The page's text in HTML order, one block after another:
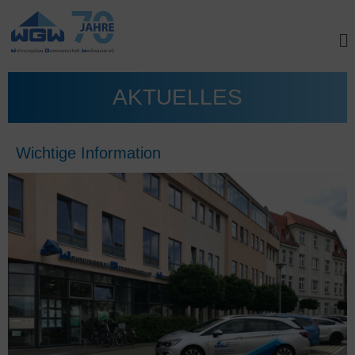
AKTUELLES
Wichtige Information